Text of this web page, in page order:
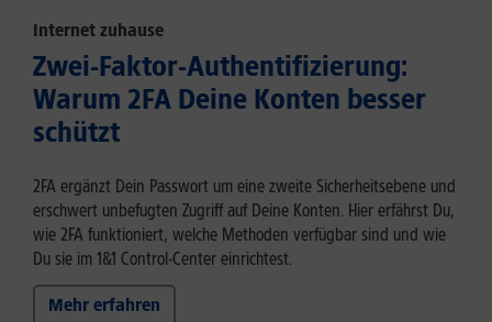
Internet zuhause
Zwei-Faktor-Authentifizierung:
Warum 2FA Deine Konten besser
schützt
2FA ergänzt Dein Passwort um eine zweite Sicherheitsebene und
erschwert unbefugten Zugriff auf Deine Konten. Hier erfährst Du,
wie 2FA funktioniert, welche Methoden verfügbar sind und wie
Du sie im 1&1 Control-Center einrichtest.
Mehr erfahren